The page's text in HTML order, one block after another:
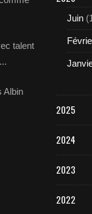
talent
Albin
Juin
2025
2024
2023
2022